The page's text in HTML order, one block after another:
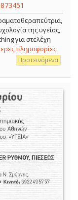
της υγείας,
για στελέχη
πληροφορίες
Προτεινόμενα